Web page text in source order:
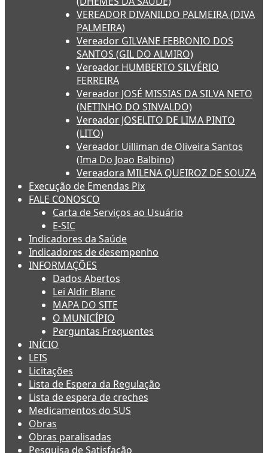
VEREADOR DIVANILDO PALMEIRA (DIVA
PALMEIRA)
Vereador GILVANE FEBRONIO DOS
SANTOS (GIL DO ALMIRO)
Vereador HUMBERTO SILVÉRIO
FERREIRA
Vereador JOSÉ MISSIAS DA SILVA NETO
(NETINHO DO SINVALDO)
Vereador JOSELITO DE LIMA PINTO
(LITO)
Vereador Uilliman de Oliveira Santos
(Ima Do Joao Balbino)
Vereadora MILENA QUEIROZ DE SOUZA
Execução de Emendas Pix
FALE CONOSCO
Carta de Serviços ao Usuário
E-SIC
Indicadores da Saúde
Indicadores de desempenho
INFORMAÇÕES
Dados Abertos
Lei Aldir Blanc
MAPA DO SITE
O MUNICÍPIO
Perguntas Frequentes
INÍCIO
LEIS
Licitações
Lista de Espera da Regulação
Lista de espera de creches
Medicamentos do SUS
Obras
Obras paralisadas
Pesquisa de Satisfação